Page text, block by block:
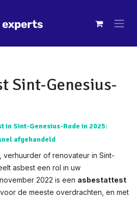
Sint-Genesius-
in Sint-Genesius-Rode in 2025:
afgehandeld
verhuurder of renovateur in Sint-
asbest een rol in uw
2022 is een asbestattest
de meeste overdrachten, en met